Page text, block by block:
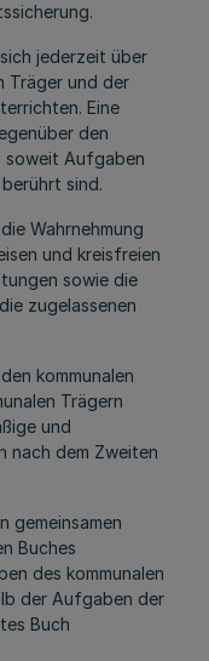
jederzeit über
Träger und der
Eine
den
soweit Aufgaben
sind.
Wahrnehmung
und kreisfreien
sowie die
zugelassenen
kommunalen
Trägern
und
nach dem Zweiten
gemeinsamen
Buches
des kommunalen
der Aufgaben der
Buch